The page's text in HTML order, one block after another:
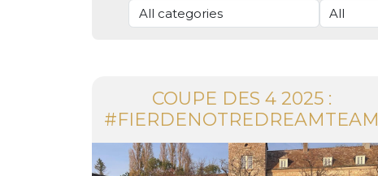
COUPE DES 4 2025 :
#FIERDENOTREDREAMTEAM